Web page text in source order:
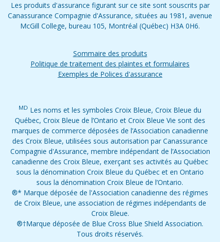
Les produits d'assurance figurant sur ce site sont souscrits par
Canassurance Compagnie d'Assurance, situées au 1981, avenue
McGill College, bureau 105, Montréal (Québec) H3A 0H6.
Sommaire des produits
Politique de traitement des plaintes et formulaires
Exemples de Polices d'assurance
MD Les noms et les symboles Croix Bleue, Croix Bleue du
Québec, Croix Bleue de l’Ontario et Croix Bleue Vie sont des
marques de commerce déposées de l’Association canadienne
des Croix Bleue, utilisées sous autorisation par Canassurance
Compagnie d'Assurance, membre indépendant de l’Association
canadienne des Croix Bleue, exerçant ses activités au Québec
sous la dénomination Croix Bleue du Québec et en Ontario
sous la dénomination Croix Bleue de l’Ontario.
®* Marque déposée de l'Association canadienne des régimes
de Croix Bleue, une association de régimes indépendants de
Croix Bleue.
®†Marque déposée de Blue Cross Blue Shield Association.
Tous droits réservés.